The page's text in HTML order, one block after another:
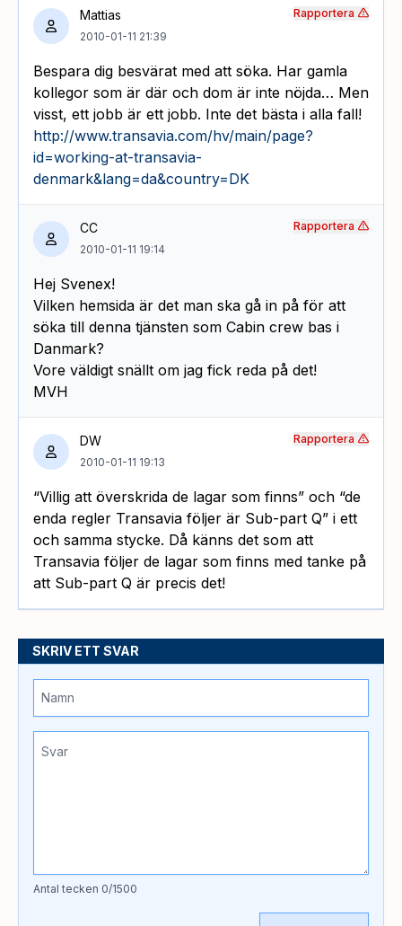
Mattias
2010-01-11 21:39
Bespara dig besvärat med att söka. Har gamla
kollegor som är där och dom är inte nöjda… Men
visst, ett jobb är ett jobb. Inte det bästa i alla fall!
http://www.transavia.com/hv/main/page?
id=working-at-transavia-
denmark&lang=da&country=DK
Rapportera
CC
2010-01-11 19:14
Hej Svenex!
Vilken hemsida är det man ska gå in på för att
söka till denna tjänsten som Cabin crew bas i
Danmark?
Vore väldigt snällt om jag fick reda på det!
MVH
Rapportera
DW
2010-01-11 19:13
“Villig att överskrida de lagar som finns” och “de
enda regler Transavia följer är Sub-part Q” i ett
och samma stycke. Då känns det som att
Transavia följer de lagar som finns med tanke på
att Sub-part Q är precis det!
Rapportera
SKRIV ETT SVAR
Antal tecken 0/1500